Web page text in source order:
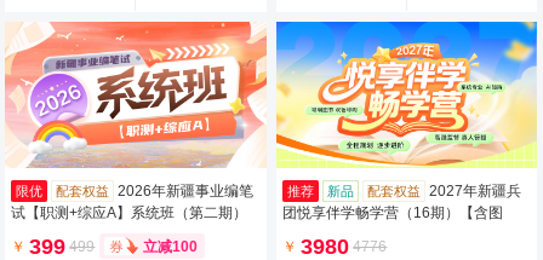
限优 配套权益
2026年新疆事业编笔
试【职测+综应A】系统班（第二期）
￥ 399 499 立减100
推荐 新品 配套权益
2027年新疆兵
团悦享伴学畅学营（16期）【含图
￥ 3980 4776